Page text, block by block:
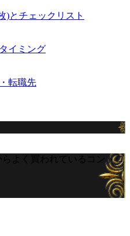
)とチェックリスト
イミング
転職先
らよく買われているコントロ